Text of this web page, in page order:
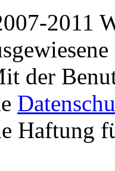
2011
der
Haftung